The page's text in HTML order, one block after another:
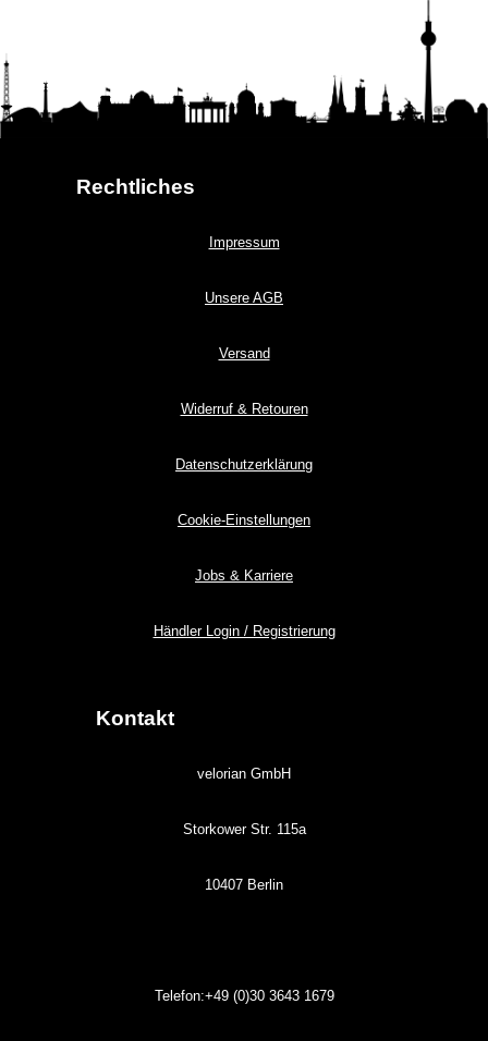
Rechtliches
Impressum
Unsere AGB
Versand
Widerruf & Retouren
Datenschutzerklärung
Cookie-Einstellungen
Jobs & Karriere
Händler Login / Registrierung
Kontakt
velorian GmbH
Storkower Str. 115a
10407 Berlin
Telefon:+49 (0)3036431679